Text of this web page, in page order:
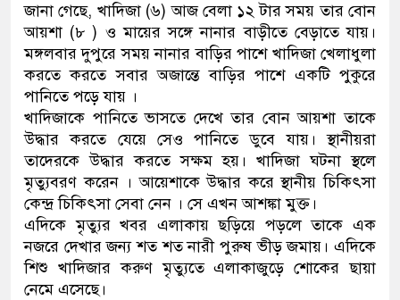
জানা গেছে, খাদিজা (৬) আজ বেলা ১২ টার সময় তার বোন
আয়শা (৮ ) ও মায়ের সঙ্গে নানার বাড়ীতে বেড়াতে যায়।
মঙ্গলবার দুপুরে সময় নানার বাড়ির পাশে খাদিজা খেলাধুলা
করতে করতে সবার অজান্তে বাড়ির পাশে একটি পুকুরে
পানিতে পড়ে যায় ।
খাদিজাকে পানিতে ভাসতে দেখে তার বোন আয়শা তাকে
উদ্ধার করতে যেয়ে সেও পানিতে ডুবে যায়। স্থানীয়রা
তাদেরকে উদ্ধার করতে সক্ষম হয়। খাদিজা ঘটনা স্থলে
মৃত্যুবরণ করেন । আয়েশাকে উদ্ধার করে স্থানীয় চিকিৎসা
কেন্দ্র চিকিৎসা সেবা নেন । সে এখন আশঙ্কা মুক্ত।
এদিকে মৃত্যুর খবর এলাকায় ছড়িয়ে পড়লে তাকে এক
নজরে দেখার জন্য শত শত নারী পুরুষ ভীড় জমায়। এদিকে
শিশু খাদিজার করুণ মৃত্যুতে এলাকাজুড়ে শোকের ছায়া
নেমে এসেছে।